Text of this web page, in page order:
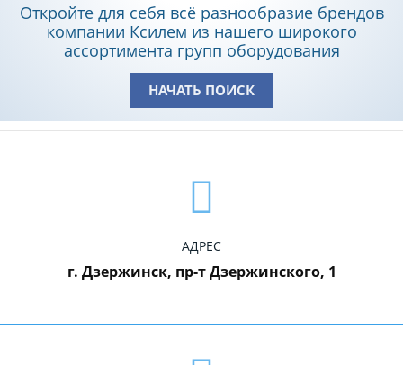
Откройте для себя всё разнообразие брендов
компании Ксилем из нашего широкого
ассортимента групп оборудования
НАЧАТЬ ПОИСК
АДРЕС
г. Дзержинск, пр-т Дзержинского, 1